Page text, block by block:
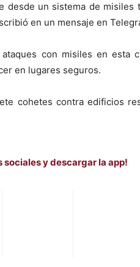
desde un sistema de misiles
en un mensaje en
con misiles en esta
en lugares seguros.
cohetes contra edificios
sociales y descargar la app!